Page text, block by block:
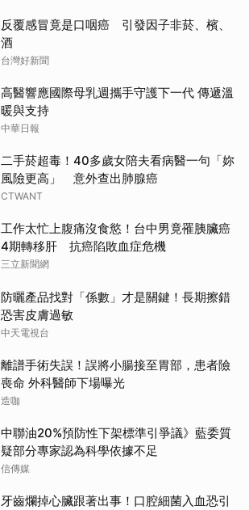
反覆感冒竟是口咽癌 引發因子非菸、檳、
酒
台灣好新聞
高醫響應國際母乳週攜手守護下一代 傳遞溫
暖與支持
中華日報
二手菸超毒！40多歲女陪夫看病醫一句「妳
風險更高」 意外查出肺腺癌
CTWANT
工作太忙上腹痛沒食慾！台中男竟罹胰臟癌
4期轉移肝 抗癌陷敗血症危機
三立新聞網
防曬產品找對「係數」才是關鍵！長期擦錯
恐害皮膚過敏
中天電視台
離譜手術失誤！誤將小腸接至胃部，患者險
喪命 外科醫師下場曝光
造咖
中聯油20%預防性下架標準引爭議》藍委質
疑部分專家認為科學依據不足
信傳媒
牙齒爛掉心臟跟著出事！口腔細菌入血恐引